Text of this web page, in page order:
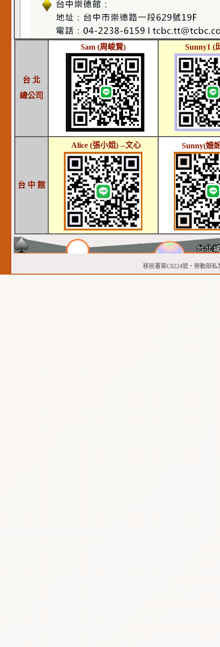
台 北
總公司
Sam (周峻賢) Sunny1 (
台 中 館
Alice (張小姐) --文心 Sunny(姍
移民署第C0224號‧勞動部私